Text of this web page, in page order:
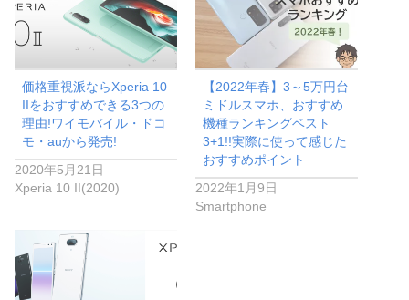
価格重視派ならXperia 10
IIをおすすめできる3つの
理由!ワイモバイル・ドコ
モ・auから発売!
2020年5月21日
Xperia 10 II(2020)
【2022年春】3～5万円台
ミドルスマホ、おすすめ
機種ランキングベスト
3+1!!実際に使って感じた
おすすめポイント
2022年1月9日
Smartphone